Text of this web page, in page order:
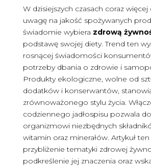
W dzisiejszych czasach coraz
uwagę na jakość spożywanych
świadomie wybiera zdrową
podstawę swojej diety. Trend ten
rosnącej świadomości
potrzeby dbania o zdrowie i
Produkty ekologiczne, wolne od
dodatków i konserwantów,
zrównoważonego stylu życia.
codziennego jadłospisu pozwala
organizmowi niezbędnych
witamin oraz minerałów. Artykuł
przybliżenie tematyki zdrowej
podkreślenie jej znaczenia oraz